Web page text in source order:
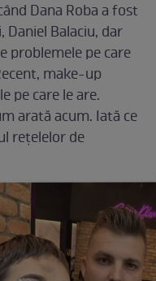
Dana Roba a fost
Balaciu, dar
problemele pe care
make-up
pe care le are.
arată acum. Iată ce
rețelelor de